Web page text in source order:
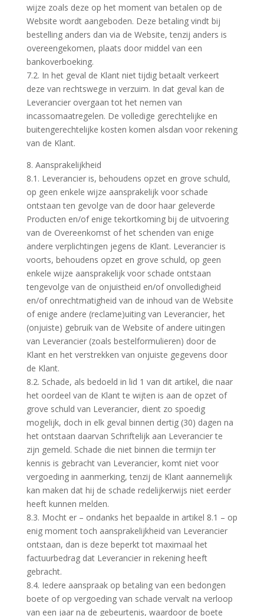
wijze zoals deze op het moment van betalen op de
Website wordt aangeboden. Deze betaling vindt bij
bestelling anders dan via de Website, tenzij anders is
overeengekomen, plaats door middel van een
bankoverboeking.
7.2. In het geval de Klant niet tijdig betaalt verkeert
deze van rechtswege in verzuim. In dat geval kan de
Leverancier overgaan tot het nemen van
incassomaatregelen. De volledige gerechtelijke en
buitengerechtelijke kosten komen alsdan voor rekening
van de Klant.
8. Aansprakelijkheid
8.1. Leverancier is, behoudens opzet en grove schuld,
op geen enkele wijze aansprakelijk voor schade
ontstaan ten gevolge van de door haar geleverde
Producten en/of enige tekortkoming bij de uitvoering
van de Overeenkomst of het schenden van enige
andere verplichtingen jegens de Klant. Leverancier is
voorts, behoudens opzet en grove schuld, op geen
enkele wijze aansprakelijk voor schade ontstaan
tengevolge van de onjuistheid en/of onvolledigheid
en/of onrechtmatigheid van de inhoud van de Website
of enige andere (reclame)uiting van Leverancier, het
(onjuiste) gebruik van de Website of andere uitingen
van Leverancier (zoals bestelformulieren) door de
Klant en het verstrekken van onjuiste gegevens door
de Klant.
8.2. Schade, als bedoeld in lid 1 van dit artikel, die naar
het oordeel van de Klant te wijten is aan de opzet of
grove schuld van Leverancier, dient zo spoedig
mogelijk, doch in elk geval binnen dertig (30) dagen na
het ontstaan daarvan Schriftelijk aan Leverancier te
zijn gemeld. Schade die niet binnen die termijn ter
kennis is gebracht van Leverancier, komt niet voor
vergoeding in aanmerking, tenzij de Klant aannemelijk
kan maken dat hij de schade redelijkerwijs niet eerder
heeft kunnen melden.
8.3. Mocht er – ondanks het bepaalde in artikel 8.1 – op
enig moment toch aansprakelijkheid van Leverancier
ontstaan, dan is deze beperkt tot maximaal het
factuurbedrag dat Leverancier in rekening heeft
gebracht.
8.4. Iedere aanspraak op betaling van een bedongen
boete of op vergoeding van schade vervalt na verloop
van een jaar na de gebeurtenis, waardoor de boete